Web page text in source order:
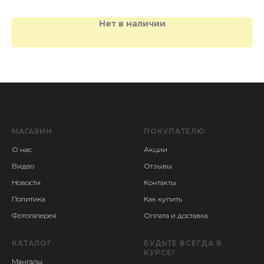
Цвет: Разноцветный
Нет в наличии
МАГАЗИН
О нас
Видео
Новости
Политика
Фотогалерея
ПОКУПАТЕЛЮ
Акции
Отзывы
Контакты
Как купить
Оплата и доставка
КАТАЛОГ
Мангалы
БУДЬТЕ ВСЕГДА В
КУРСЕ!